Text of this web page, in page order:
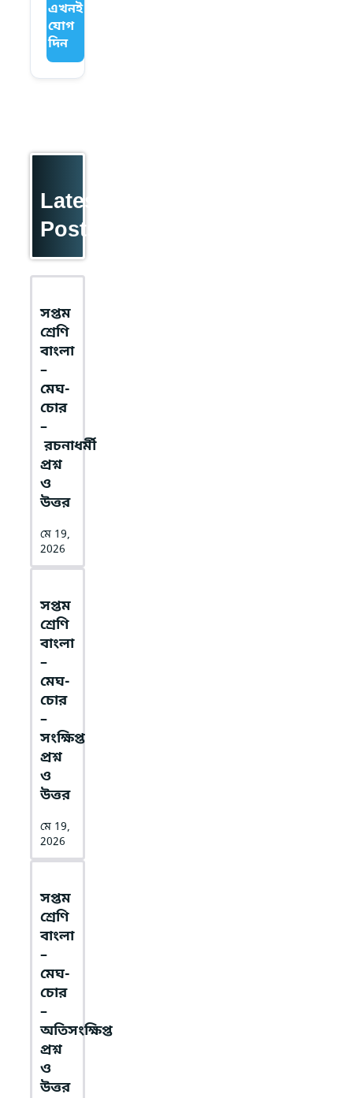
এখনই
যোগ
দিন
Latest
Posts
সপ্তম
শ্রেণি
বাংলা
–
মেঘ-
চোর
–
রচনাধর্মী
প্রশ্ন
ও
উত্তর
মে 19,
2026
সপ্তম
শ্রেণি
বাংলা
–
মেঘ-
চোর
–
সংক্ষিপ্ত
প্রশ্ন
ও
উত্তর
মে 19,
2026
সপ্তম
শ্রেণি
বাংলা
–
মেঘ-
চোর
–
অতিসংক্ষিপ্ত
প্রশ্ন
ও
উত্তর